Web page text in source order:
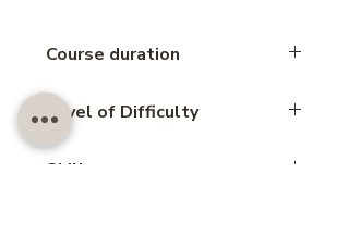
Course duration
6 hours
Level of Difficulty
Intermediate
Skill